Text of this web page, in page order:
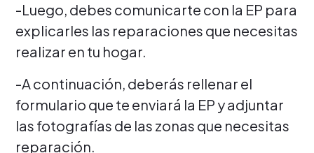
-Luego, debes comunicarte con la EP para
explicarles las reparaciones que necesitas
realizar en tu hogar.
-A continuación, deberás rellenar el
formulario que te enviará la EP y adjuntar
las fotografías de las zonas que necesitas
reparación.